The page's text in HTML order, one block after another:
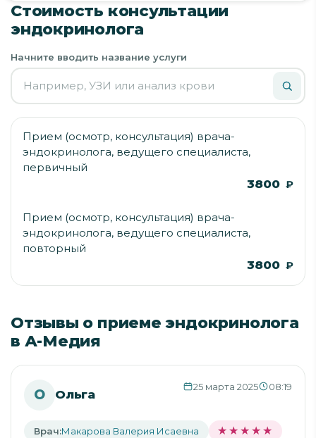
Стоимость консультации
эндокринолога
Начните вводить название услуги
Прием (осмотр, консультация) врача-
эндокринолога, ведущего специалиста,
первичный
3800 ₽
Прием (осмотр, консультация) врача-
эндокринолога, ведущего специалиста,
повторный
3800 ₽
Отзывы о приеме эндокринолога
в А-Медия
О Ольга
25 марта 2025 08:19
Врач:Макарова Валерия Исаевна ★★★★★
★★★★★